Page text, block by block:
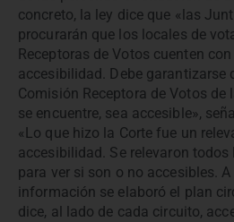
concreto, la ley dice que «las
procurarán que los locales de
Receptoras de Votos cuenten
accesibilidad. Debe garantizarse
Comisión Receptora de Votos de
se encuentre, sea accesible»,
«Lo que hizo la Corte fue un
accesibilidad. Se relevaron
para ver si son o no accesibles.
información se elaboró el plan
dice, al lado de cada circuito,